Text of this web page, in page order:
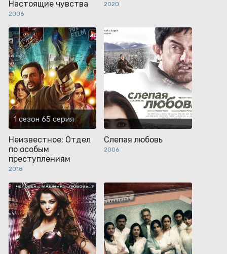
Настоящие чувства
2006
2020
1 сезон 65 серия
Неизвестное: Отдел
по особым
преступлениям
2018
Слепая любовь
2006